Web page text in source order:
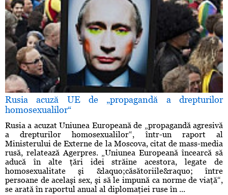
Rusia acuză UE de „propagandă a drepturilor
homosexualilor“
Rusia a acuzat Uniunea Europeană de „propagandă agresivă
a drepturilor homosexualilor“, într-un raport al
Ministerului de Externe de la Moscova, citat de mass-media
rusă, relatează Agerpres. „Uniunea Europeană încearcă să
aducă în alte ţări idei străine acestora, legate de
homosexualitate şi &laquo;căsătoriile&raquo; între
persoane de acelaşi sex, şi să le impună ca norme de viaţă“,
se arată în raportul anual al diplomaţiei ruse în ...